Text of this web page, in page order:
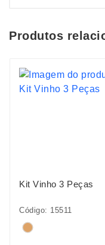
Produtos
Kit Vinho 3 Peças
Código: 15511